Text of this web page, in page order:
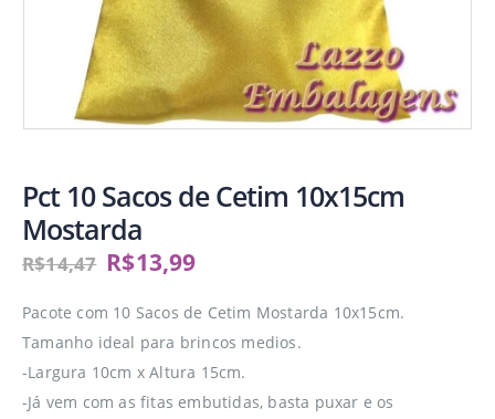
Pct 10 Sacos de Cetim 10x15cm
Mostarda
R$14,47 R$13,99
Pacote com 10 Sacos de Cetim Mostarda 10x15cm.
Tamanho ideal para brincos medios.
-Largura 10cm x Altura 15cm.
-Já vem com as fitas embutidas, basta puxar e os